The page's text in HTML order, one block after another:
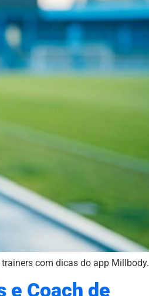
com dicas do app Millbody.
e Coach de